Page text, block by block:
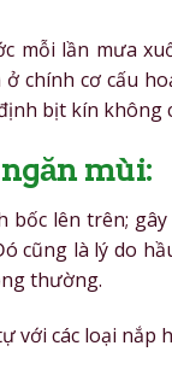
mỗi lần mưa
chính cơ cấu
bịt kín không
mùi:
lên trên;
cũng là lý do
thường.
với các loại nắp